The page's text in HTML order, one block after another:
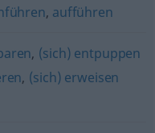
, aufführen
, (sich) entpuppen
, (sich) erweisen